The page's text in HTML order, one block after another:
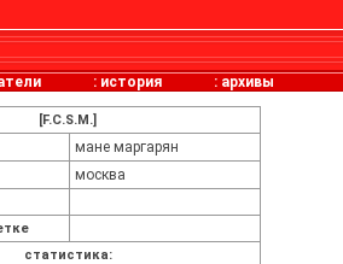
: история : архивы
[F.C.S.M.]
мане маргарян
москва
статистика: